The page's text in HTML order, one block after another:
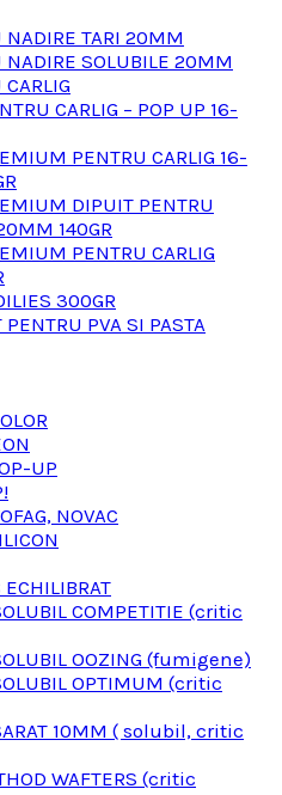
NADIRE TARI 20MM
NADIRE SOLUBILE 20MM
CARLIG – POP UP 16-
PENTRU CARLIG 16-
DIPUIT PENTRU
140GR
PENTRU CARLIG
300GR
PENTRU PVA SI PASTA
UP
NOVAC
ECHILIBRAT
COMPETITIE (critic
OOZING (fumigene)
OPTIMUM (critic
10MM ( solubil, critic
WAFTERS (critic